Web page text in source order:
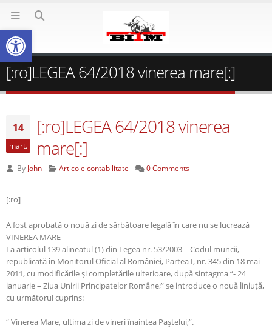
[:ro]LEGEA 64/2018 vinerea mare[:]
14
mart.
[:ro]LEGEA 64/2018 vinerea
mare[:]
By John Articole contabilitate 0 Comments
[:ro]
A fost aprobată o nouă zi de sărbătoare legală în care nu se lucrează
VINEREA MARE
La articolul 139 alineatul (1) din Legea nr. 53/2003 – Codul muncii,
republicată în Monitorul Oficial al României, Partea I, nr. 345 din 18 mai
2011, cu modificările și completările ulterioare, după sintagma “- 24
ianuarie – Ziua Unirii Principatelor Române;” se introduce o nouă liniuță,
cu următorul cuprins:
“Vinerea Mare, ultima zi de vineri înaintea Paștelui;”.
Deschide bara de unelte